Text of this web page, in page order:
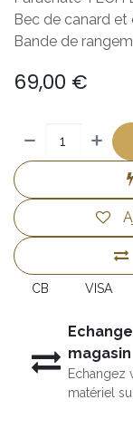
Bec de canard
Bande de
69,00 €
CB VISA
magasin
Echangez
matériel